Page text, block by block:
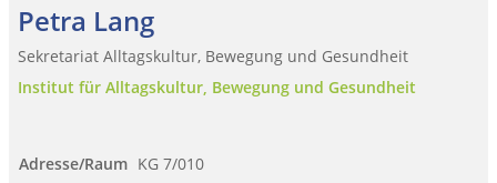
Petra Lang
Sekretariat Alltagskultur, Bewegung und Gesundheit
Institut für Alltagskultur, Bewegung und Gesundheit
Adresse/Raum KG 7/010